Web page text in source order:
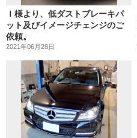
Ｉ様より、低ダストブレーキパ
ット及びイメージチェンジのご
依頼。
2021年06月28日